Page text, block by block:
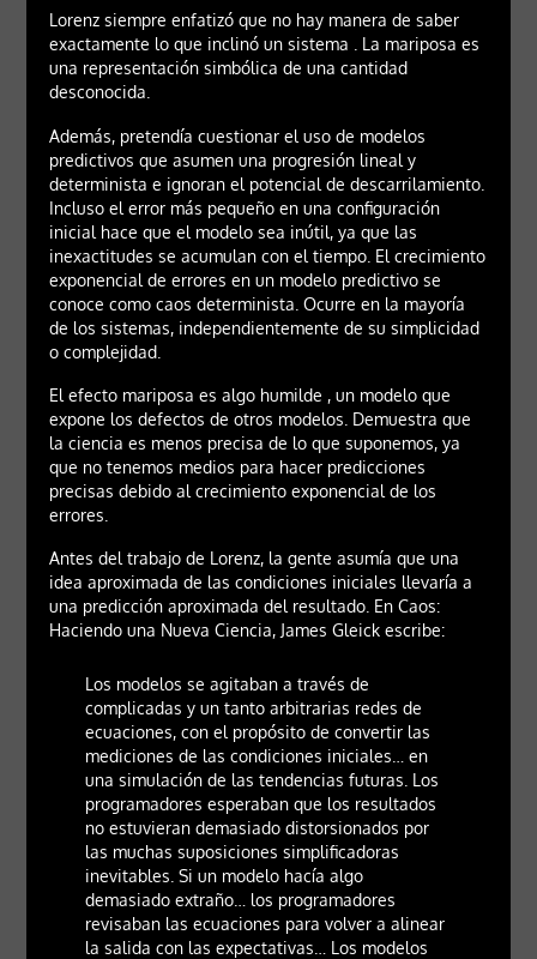
Lorenz siempre enfatizó que no hay manera de saber
exactamente lo que inclinó un sistema . La mariposa es
una representación simbólica de una cantidad
desconocida.
Además, pretendía cuestionar el uso de modelos
predictivos que asumen una progresión lineal y
determinista e ignoran el potencial de descarrilamiento.
Incluso el error más pequeño en una configuración
inicial hace que el modelo sea inútil, ya que las
inexactitudes se acumulan con el tiempo. El crecimiento
exponencial de errores en un modelo predictivo se
conoce como caos determinista. Ocurre en la mayoría
de los sistemas, independientemente de su simplicidad
o complejidad.
El efecto mariposa es algo humilde , un modelo que
expone los defectos de otros modelos. Demuestra que
la ciencia es menos precisa de lo que suponemos, ya
que no tenemos medios para hacer predicciones
precisas debido al crecimiento exponencial de los
errores.
Antes del trabajo de Lorenz, la gente asumía que una
idea aproximada de las condiciones iniciales llevaría a
una predicción aproximada del resultado. En Caos:
Haciendo una Nueva Ciencia, James Gleick escribe:
Los modelos se agitaban a través de
complicadas y un tanto arbitrarias redes de
ecuaciones, con el propósito de convertir las
mediciones de las condiciones iniciales… en
una simulación de las tendencias futuras. Los
programadores esperaban que los resultados
no estuvieran demasiado distorsionados por
las muchas suposiciones simplificadoras
inevitables. Si un modelo hacía algo
demasiado extraño… los programadores
revisaban las ecuaciones para volver a alinear
la salida con las expectativas… Los modelos